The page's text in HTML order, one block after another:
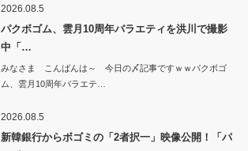
2026.08.5
パクボゴム、雲月10周年バラエティを洪川で撮影
中「…
みなさま こんばんは～ 今日の〆記事ですｗｗパクボゴ
ム、雲月10周年バラエテ…
2026.08.5
新韓銀行からボゴミの「2者択一」映像公開！「パ